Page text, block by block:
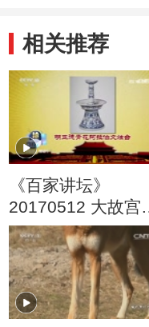
相关推荐
《百家讲坛》
20170512 大故宫
（第四部）（8）
迭起